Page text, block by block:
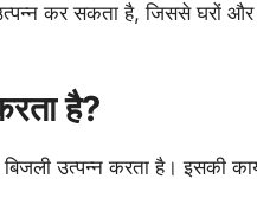
कर सकता है, जिससे घरों और
है?
उत्पन्न करता है। इसकी